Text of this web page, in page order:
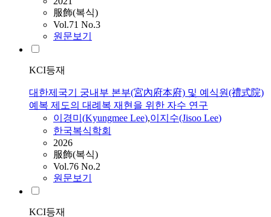
服飾(복식)
Vol.71 No.3
원문보기
KCI등재
대한제국기 궁내부 본부(宮內府本府) 및 예식원(禮式院)
예복 제도의 대례복 재현을 위한 자수 연구
이경미 (Kyungmee Lee),이지수(Jisoo Lee)
한국복식학회
2026
服飾(복식)
Vol.76 No.2
원문보기
KCI등재